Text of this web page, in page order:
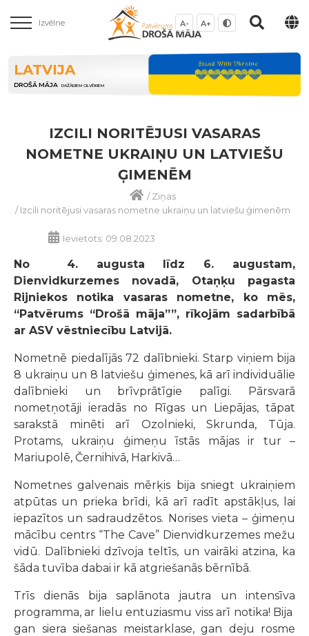
Izvēlne A- A+
LATVIJA
DROŠĀ MĀJA DAŽĀDIEM CILVĒKIEM
IZCILI NORITĒJUSI VASARAS
NOMETNE UKRAIŅU UN LATVIEŠU
ĢIMENĒM
/Ziņas
/Izcili noritējusi vasaras nometne ukraiņu un latviešu ģimenēm
Ievietots: 09.08.2023
No 4. augusta līdz 6. augustam,
Dienvidkurzemes novadā, Otaņķu pagasta
Rijniekos notika vasaras nometne, ko mēs,
“Patvērums “Drošā māja””, rīkojām sadarbībā
ar ASV vēstniecību Latvijā.
Nometnē piedalījās 72 dalībnieki. Starp viņiem bija
8 ukraiņu un 8 latviešu ģimenes, kā arī individuālie
dalībnieki un brīvprātīgie palīgi. Pārsvarā
nometņotāji ieradās no Rīgas un Liepājas, tāpat
sarakstā minēti arī Ozolnieki, Skrunda, Tūja.
Protams, ukraiņu ģimeņu īstās mājas ir tur –
Mariupolē, Černihivā, Harkivā…
Nometnes galvenais mērķis bija sniegt ukraiņiem
atpūtas un prieka brīdi, kā arī radīt apstākļus, lai
iepazītos un sadraudzētos. Norises vieta – ģimeņu
mācību centrs “The Cave” Dienvidkurzemes mežu
vidū. Dalībnieki dzīvoja teltīs, un vairāki atzina, ka
šāda tuvība dabai ir kā atgriešanās bērnībā.
Trīs dienās bija saplānota jautra un intensīva
programma, ar lielu entuziasmu viss arī notika! Bija
gan siera siešanas meistarklase, gan deju rosme